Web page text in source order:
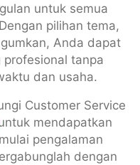
untuk semua
pilihan tema,
Anda dapat
tanpa
dan usaha.
Customer Service
mendapatkan
pengalaman
dengan